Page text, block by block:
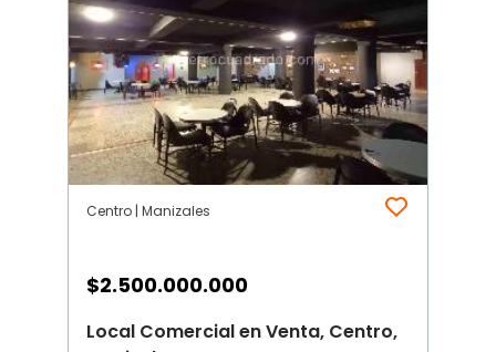
Centro | Manizales
$2.500.000.000
Local Comercial en Venta, Centro,